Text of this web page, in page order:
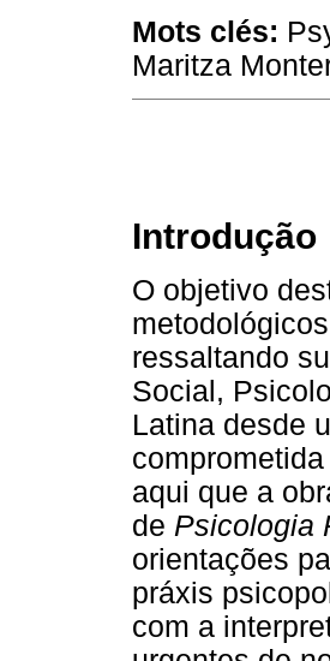
Mots clés:
Maritza
Introdução
O objetivo
ressaltando
Social,
Latina desde
aqui que a
de Psicologia
orientações
práxis
com a